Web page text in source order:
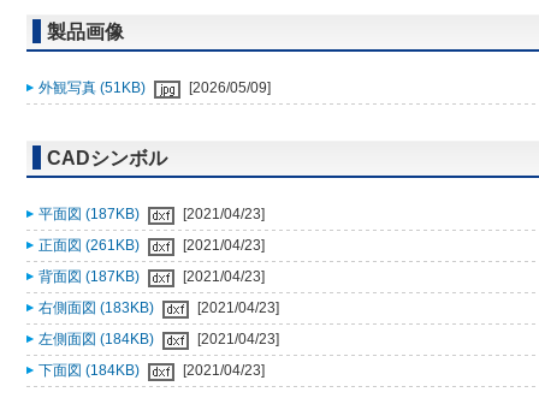
製品画像
外観写真 (51KB) [2026/05/09]
CADシンボル
平面図 (187KB)
[2021/04/23]
正面図 (261KB)
[2021/04/23]
背面図 (187KB)
[2021/04/23]
右側面図 (183KB)
[2021/04/23]
左側面図 (184KB)
[2021/04/23]
下面図 (184KB)
[2021/04/23]